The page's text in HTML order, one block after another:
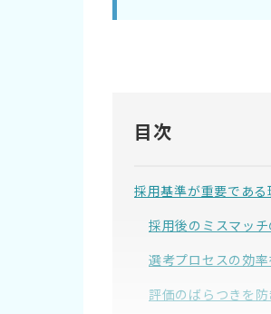
目次
採用基準が重要である
採用後のミスマッ
選考プロセスの効
評価のばらつきを